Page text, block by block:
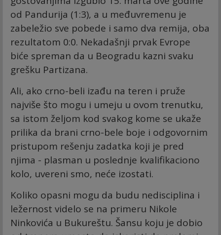
od Pandurija (1:3), a u međuvremenu je
zabeležio sve pobede i samo dva remija, oba
rezultatom 0:0. Nekadašnji prvak Evrope
biće spreman da u Beogradu kazni svaku
grešku Partizana.
Ali, ako crno-beli izađu na teren i pruže
najviše što mogu i umeju u ovom trenutku,
sa istom željom kod svakog kome se ukaže
prilika da brani crno-bele boje i odgovornim
pristupom rešenju zadatka koji je pred
njima - plasman u poslednje kvalifikaciono
kolo, uvereni smo, neće izostati.
Koliko opasni mogu da budu nedisciplina i
ležernost videlo se na primeru Nikole
Ninkovića u Bukureštu. Šansu koju je dobio